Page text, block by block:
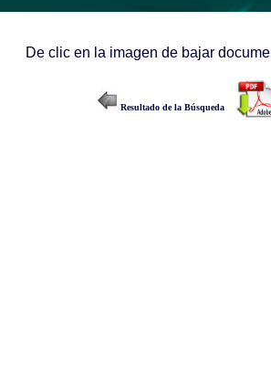
De clic en la imagen de bajar
Resultado de la Búsqueda